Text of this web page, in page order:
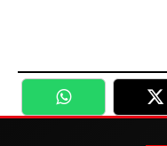
WhatsApp